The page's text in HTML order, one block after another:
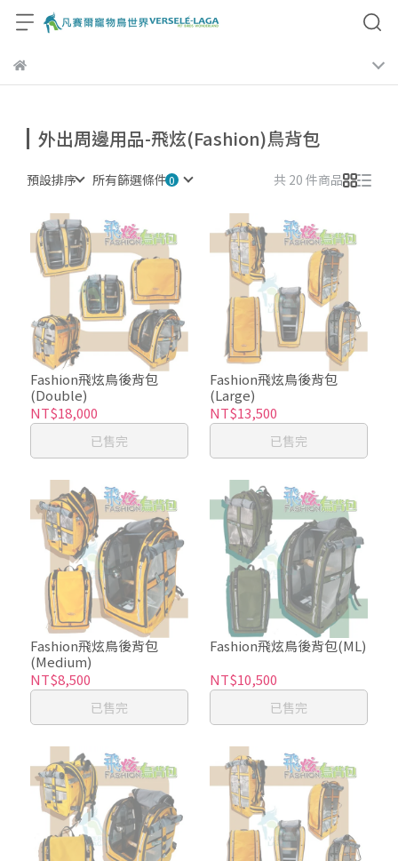
外出周邊用品-飛炫(Fashion)鳥背包
預設排序 所有篩選條件 共 20 件商品
Fashion飛炫鳥後背包
(Double)
NT$18,000
已售完
Fashion飛炫鳥後背包
(Large)
NT$13,500
已售完
Fashion飛炫鳥後背包
(Medium)
NT$8,500
已售完
Fashion飛炫鳥後背包(ML)
NT$10,500
已售完